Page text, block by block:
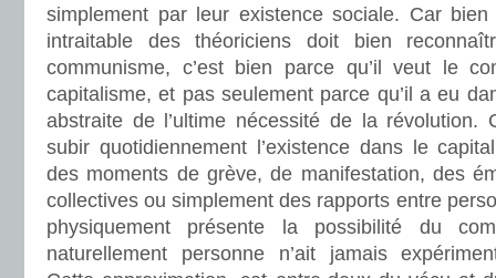
simplement par leur existence sociale. Car
intraitable des théoriciens doit bien
communisme, c’est bien parce qu’il veut le
capitalisme, et pas seulement parce qu’il a eu
abstraite de l’ultime nécessité de la révolution.
subir quotidiennement l’existence dans le
des moments de grève, de manifestation, des
collectives ou simplement des rapports entre
physiquement présente la possibilité du
naturellement personne n’ait jamais